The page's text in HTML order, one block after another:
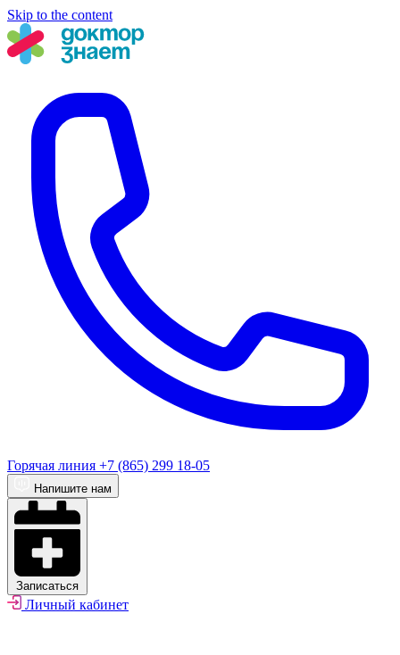
Skip to the content
Горячая линия +7 (865) 299 18-05
Напишите нам
Записаться
Личный кабинет